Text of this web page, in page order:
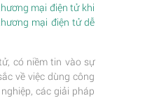
mại điện tử khi
mại điện tử dễ
có niềm tin vào sự
về việc dùng công
các giải pháp